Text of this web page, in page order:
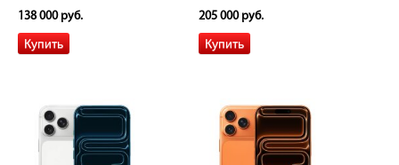
138 000 руб. 205 000 руб.